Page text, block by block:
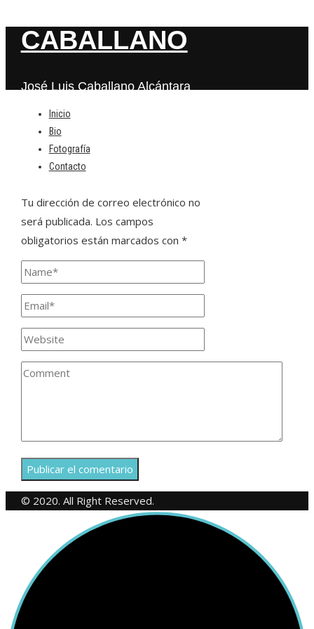
CABALLANO
José Luis Caballano Alcántara
Inicio
Bio
Fotografía
Contacto
Deja una respuesta
Tu dirección de correo electrónico no
será publicada. Los campos
obligatorios están marcados con *
© 2020. All Right Reserved.